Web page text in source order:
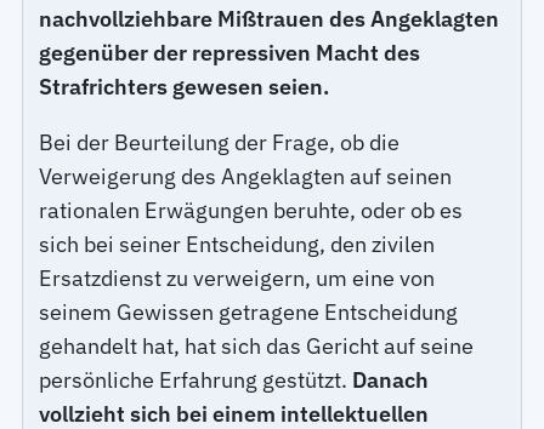
nachvollziehbare Mißtrauen des Angeklagten
gegenüber der repressiven Macht des
Strafrichters gewesen seien.
Bei der Beurteilung der Frage, ob die
Verweigerung des Angeklagten auf seinen
rationalen Erwägungen beruhte, oder ob es
sich bei seiner Entscheidung, den zivilen
Ersatzdienst zu verweigern, um eine von
seinem Gewissen getragene Entscheidung
gehandelt hat, hat sich das Gericht auf seine
persönliche Erfahrung gestützt. Danach
vollzieht sich bei einem intellektuellen